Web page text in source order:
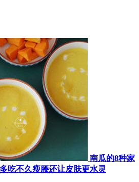
南瓜的8种家
吃不久瘦腰还让皮肤更水灵